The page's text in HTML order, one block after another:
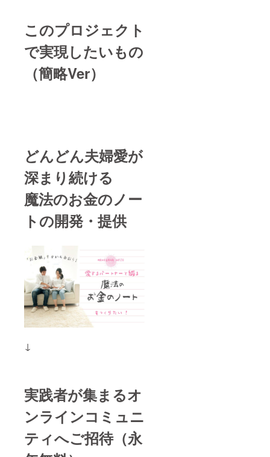
このプロジェクト
で実現したいもの
（簡略Ver）
どんどん夫婦愛が
深まり続ける
魔法のお金のノー
トの開発・提供
↓
実践者が集まるオ
ンラインコミュニ
ティへご招待（永